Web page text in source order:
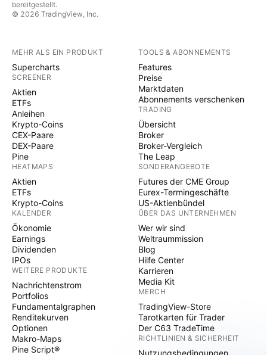
Das dürfte ebenfalls dafür sorgen, dass EZB mit ihren
Zinsanhebungen deutlich unter denen der FED
kaum etwas gegen die hohen Energiepreise machen.
Der EZB-Werkzeugkasten gibt das einfach nicht
mehr. Die viel gescholtene EZB mit ihrer vermeintlich
zögerlichen Art hat bei genauerer Betrachtung sogar
gute Gründe für ihr Handeln. Ausblick und
persönliche Einschätzung: In den USA sehen wir das
Risiko einer permanten bzw. einer längeren Inflation.
Die Zinsen werden entsprechend lange hoch bleiben.
In der EU stehen die Chancen sehr gut, dass die
Inflation nicht zu einer breiten Nachfrageinflation
ausufert. Schon deshalb, weil wir jetzt schon
Anzeichen einer Rezession sehen. Die EU muss das
Energiekostenproblem auf einer anderen Baustelle
lösen und wird sich auf die Kerninflation fokussieren.
Allerdings besteht das Risiko, dass die Energiekosten
außer Kontrolle geraten und das allein reicht aus die
Inflation weiter hoch zu halten. Der Markt ist an
einem Punkt an dem die risikolose Anleiherendite 4,0
bis 4,5% zu einem ernsthaften Problem für Aktien
werden. Der Zeitpunkt einer möglichen Zinswende
verschiebt sich nahezu wöchentlich nach hinten, ist
damit weiter unklar und muss kurzfristig betrachtet
bereitgestellt.
© 2026 TradingView, Inc.
MEHR ALS EIN PRODUKT
Supercharts
SCREENER
Aktien
ETFs
Anleihen
Krypto-Coins
CEX-Paare
DEX-Paare
Pine
HEATMAPS
Aktien
ETFs
Krypto-Coins
KALENDER
Ökonomie
Earnings
Dividenden
IPOs
WEITERE PRODUKTE
Nachrichtenstrom
Portfolios
Fundamentalgraphen
Renditekurven
Optionen
Makro-Maps
Pine Script®
TOOLS & ABONNEMENTS
Features
Preise
Marktdaten
Abonnements verschenken
TRADING
Übersicht
Broker
Broker-Vergleich
The Leap
SONDERANGEBOTE
Futures der CME Group
Eurex-Termingeschäfte
US-Aktienbündel
ÜBER DAS UNTERNEHMEN
Wer wir sind
Weltraummission
Blog
Hilfe Center
Karrieren
Media Kit
MERCH
TradingView-Store
Tarotkarten für Trader
Der C63 TradeTime
RICHTLINIEN & SICHERHEIT
Nutzungsbedingungen